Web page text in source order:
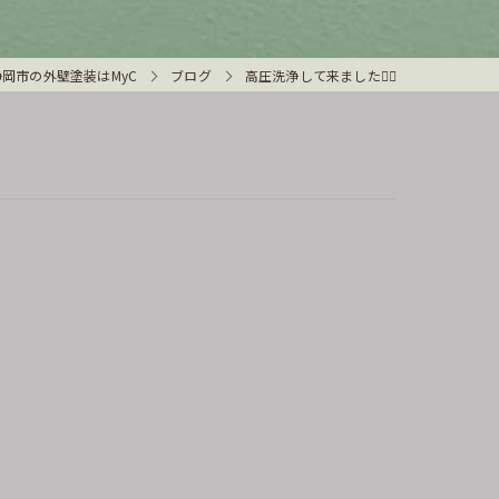
市の外壁塗装はMyC ブログ 高圧洗浄して来ました👷‍♂️